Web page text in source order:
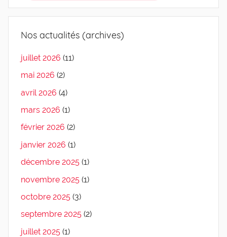
Nos actualités (archives)
juillet 2026 (11)
mai 2026 (2)
avril 2026 (4)
mars 2026 (1)
février 2026 (2)
janvier 2026 (1)
décembre 2025 (1)
novembre 2025 (1)
octobre 2025 (3)
septembre 2025 (2)
juillet 2025 (1)